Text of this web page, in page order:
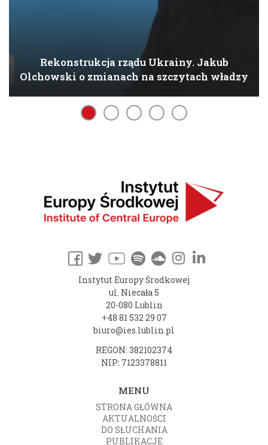
Rekonstrukcja rządu Ukrainy. Jakub
Olchowski o zmianach na szczytach władzy
Instytut Europy Środkowej
ul. Niecała 5
20-080 Lublin
+48 81 532 29 07
biuro@ies.lublin.pl
REGON: 382102374
NIP: 7123378811
MENU
STRONA GŁÓWNA
AKTUALNOŚCI
DO SŁUCHANIA
PUBLIKACJE